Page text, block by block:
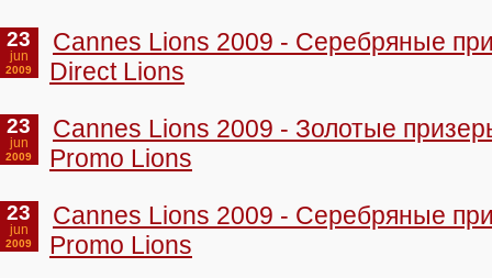
23
jun
2009
Cannes Lions 2009 - Серебряные
Direct Lions
23
jun
2009
Cannes Lions 2009 - Золотые
Promo Lions
23
jun
2009
Cannes Lions 2009 - Серебряные
Promo Lions